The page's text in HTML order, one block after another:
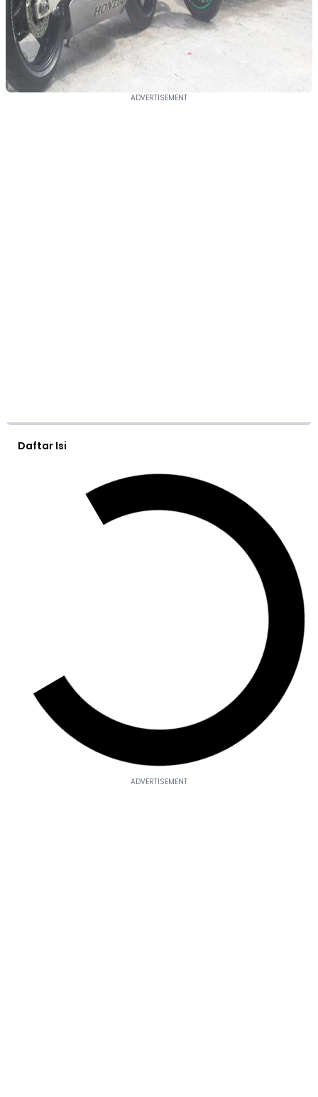
Daftar Isi